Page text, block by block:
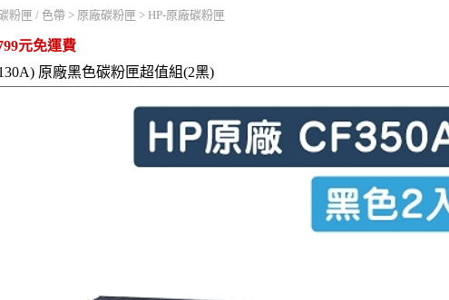
粉匣 / 色帶 > 原廠碳粉匣 > HP-原廠碳粉匣
元免運費
原廠黑色碳粉匣超值組(2黑)